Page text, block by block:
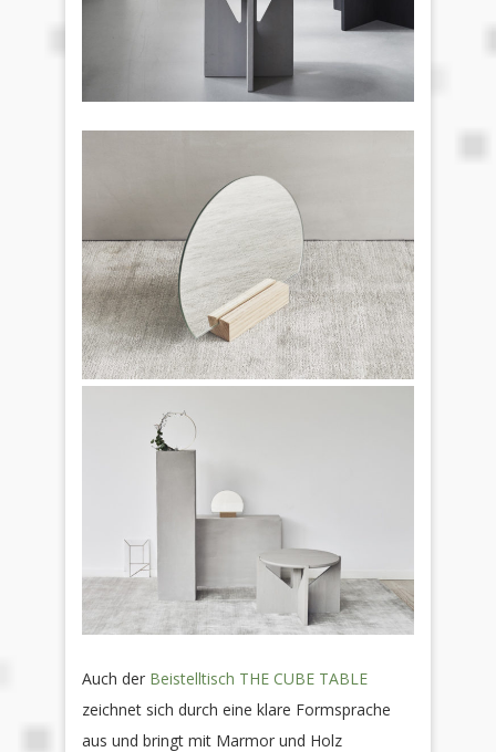
Auch der Beistelltisch THE CUBE TABLE
zeichnet sich durch eine klare Formsprache
aus und bringt mit Marmor und Holz